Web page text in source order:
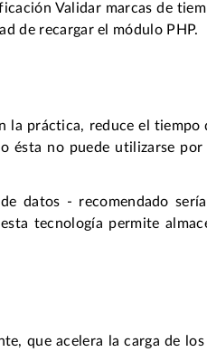
Validar marcas de
de recargar el módulo PHP.
la práctica, reduce el tiempo
ésta no puede utilizarse por
datos - recomendado
tecnología permite
que acelera la carga de